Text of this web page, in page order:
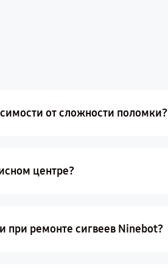
от сложности поломки?
центре?
при ремонте сигвеев Ninebot?